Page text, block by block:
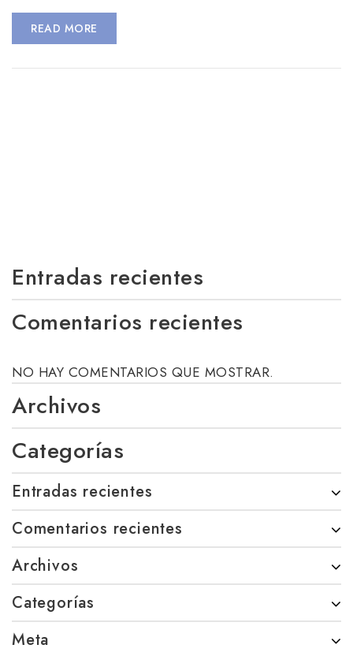
READ MORE
Entradas recientes
Comentarios recientes
NO HAY COMENTARIOS QUE MOSTRAR.
Archivos
Categorías
Entradas recientes
Comentarios recientes
Archivos
Categorías
Meta